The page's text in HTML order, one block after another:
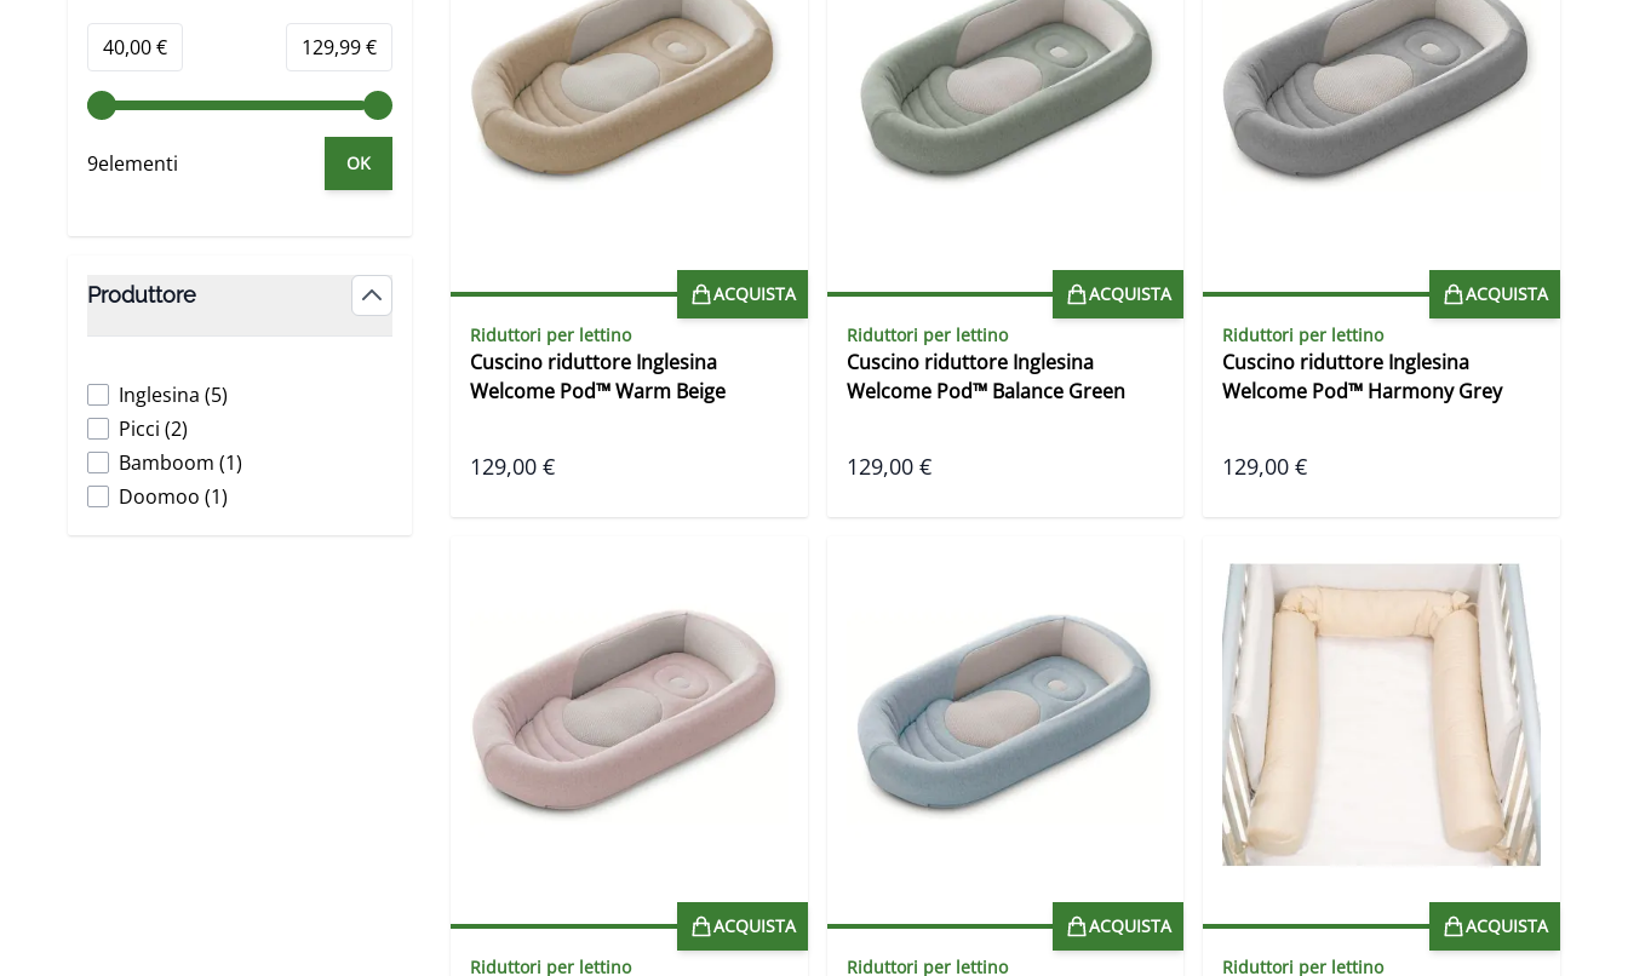
Minimum value
40,00 € Valore massimo
129,99 €
9elementi OK
Produttore
Inglesina (5products available
)
Picci (2products available
)
Bamboom (1products available
)
Doomoo (1products available
)
ACQUISTA
Riduttori per lettino
Cuscino riduttore Inglesina
Welcome Pod™ Warm Beige
129,00 €
ACQUISTA
Riduttori per lettino
Cuscino riduttore Inglesina
Welcome Pod™ Balance Green
129,00 €
ACQUISTA
Riduttori per lettino
Cuscino riduttore Inglesina
Welcome Pod™ Harmony Grey
129,00 €
ACQUISTA
Riduttori per lettino
ACQUISTA
Riduttori per lettino
ACQUISTA
Riduttori per lettino